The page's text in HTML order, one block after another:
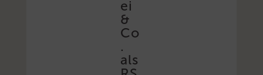
ei
&
Co
.
als